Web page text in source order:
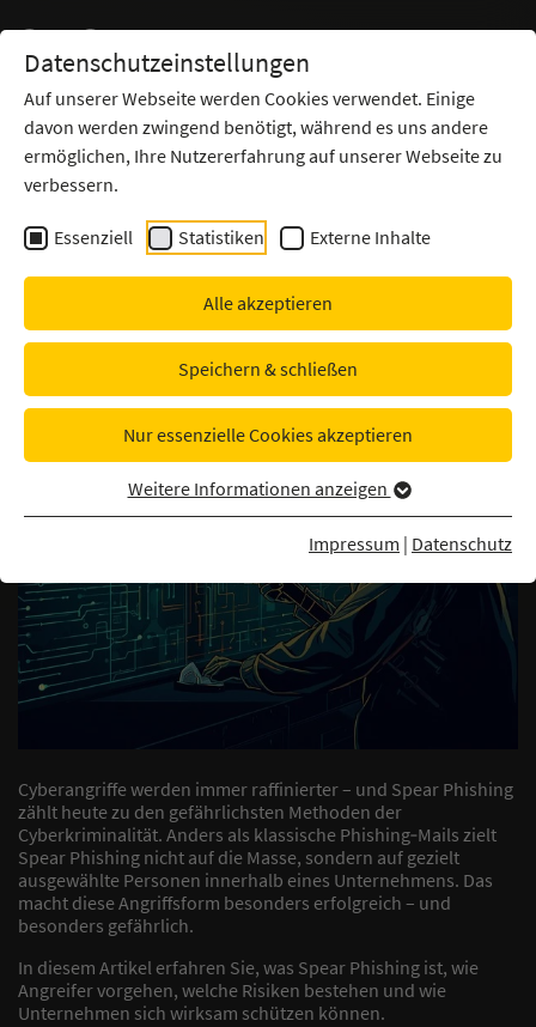
Datenschutzeinstellungen
Auf unserer Webseite werden Cookies verwendet. Einige
davon werden zwingend benötigt, während es uns andere
ermöglichen, Ihre Nutzererfahrung auf unserer Webseite zu
verbessern.
Essenziell Statistiken Externe Inhalte
Alle akzeptieren
Speichern & schließen
Nur essenzielle Cookies akzeptieren
Weitere Informationen anzeigen
Impressum | Datenschutz
Spear-Fishing: Die
unterschätzte Gefahr für
Unternehmen – und wie Sie
sich schützen können
26.05.2026
Cyberangriffe werden immer raffinierter – und Spear Phishing
zählt heute zu den gefährlichsten Methoden der
Cyberkriminalität. Anders als klassische Phishing‑Mails zielt
Spear Phishing nicht auf die Masse, sondern auf gezielt
ausgewählte Personen innerhalb eines Unternehmens. Das
macht diese Angriffsform besonders erfolgreich – und
besonders gefährlich.
In diesem Artikel erfahren Sie, was Spear Phishing ist, wie
Angreifer vorgehen, welche Risiken bestehen und wie
Unternehmen sich wirksam schützen können.